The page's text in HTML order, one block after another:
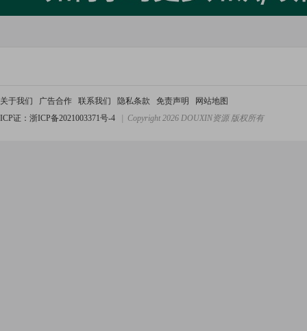
关于我们 广告合作 联系我们 隐私条款 免责声明
网站地图
ICP证：浙ICP备2021003371号-4
| Copyright 2026 DOUXIN资源 版权所有